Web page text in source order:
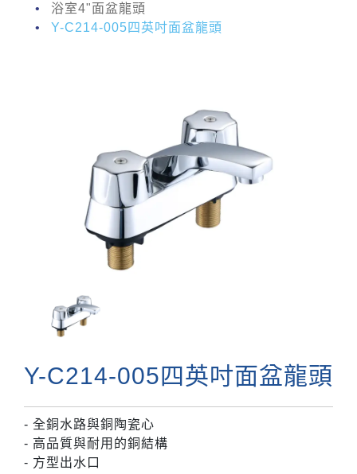
浴室4"面盆龍頭
Y-C214-005四英吋面盆龍頭
Y-C214-005四英吋面盆龍頭
- 全銅水路與銅陶瓷心
- 高品質與耐用的銅結構
- 方型出水口